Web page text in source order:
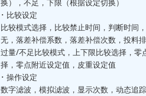
换），不足，下限（根据设定切换）
･ 比较设定
比较模式选择，比较禁止时间，判断时间
无，落差补偿系数，落差补偿次数，投料
过量/不足比较模式，上下限比较选择，零
择，零点附近设定值，皮重设定值
･ 操作设定
数字滤波，模拟滤波，显示次数，动态追